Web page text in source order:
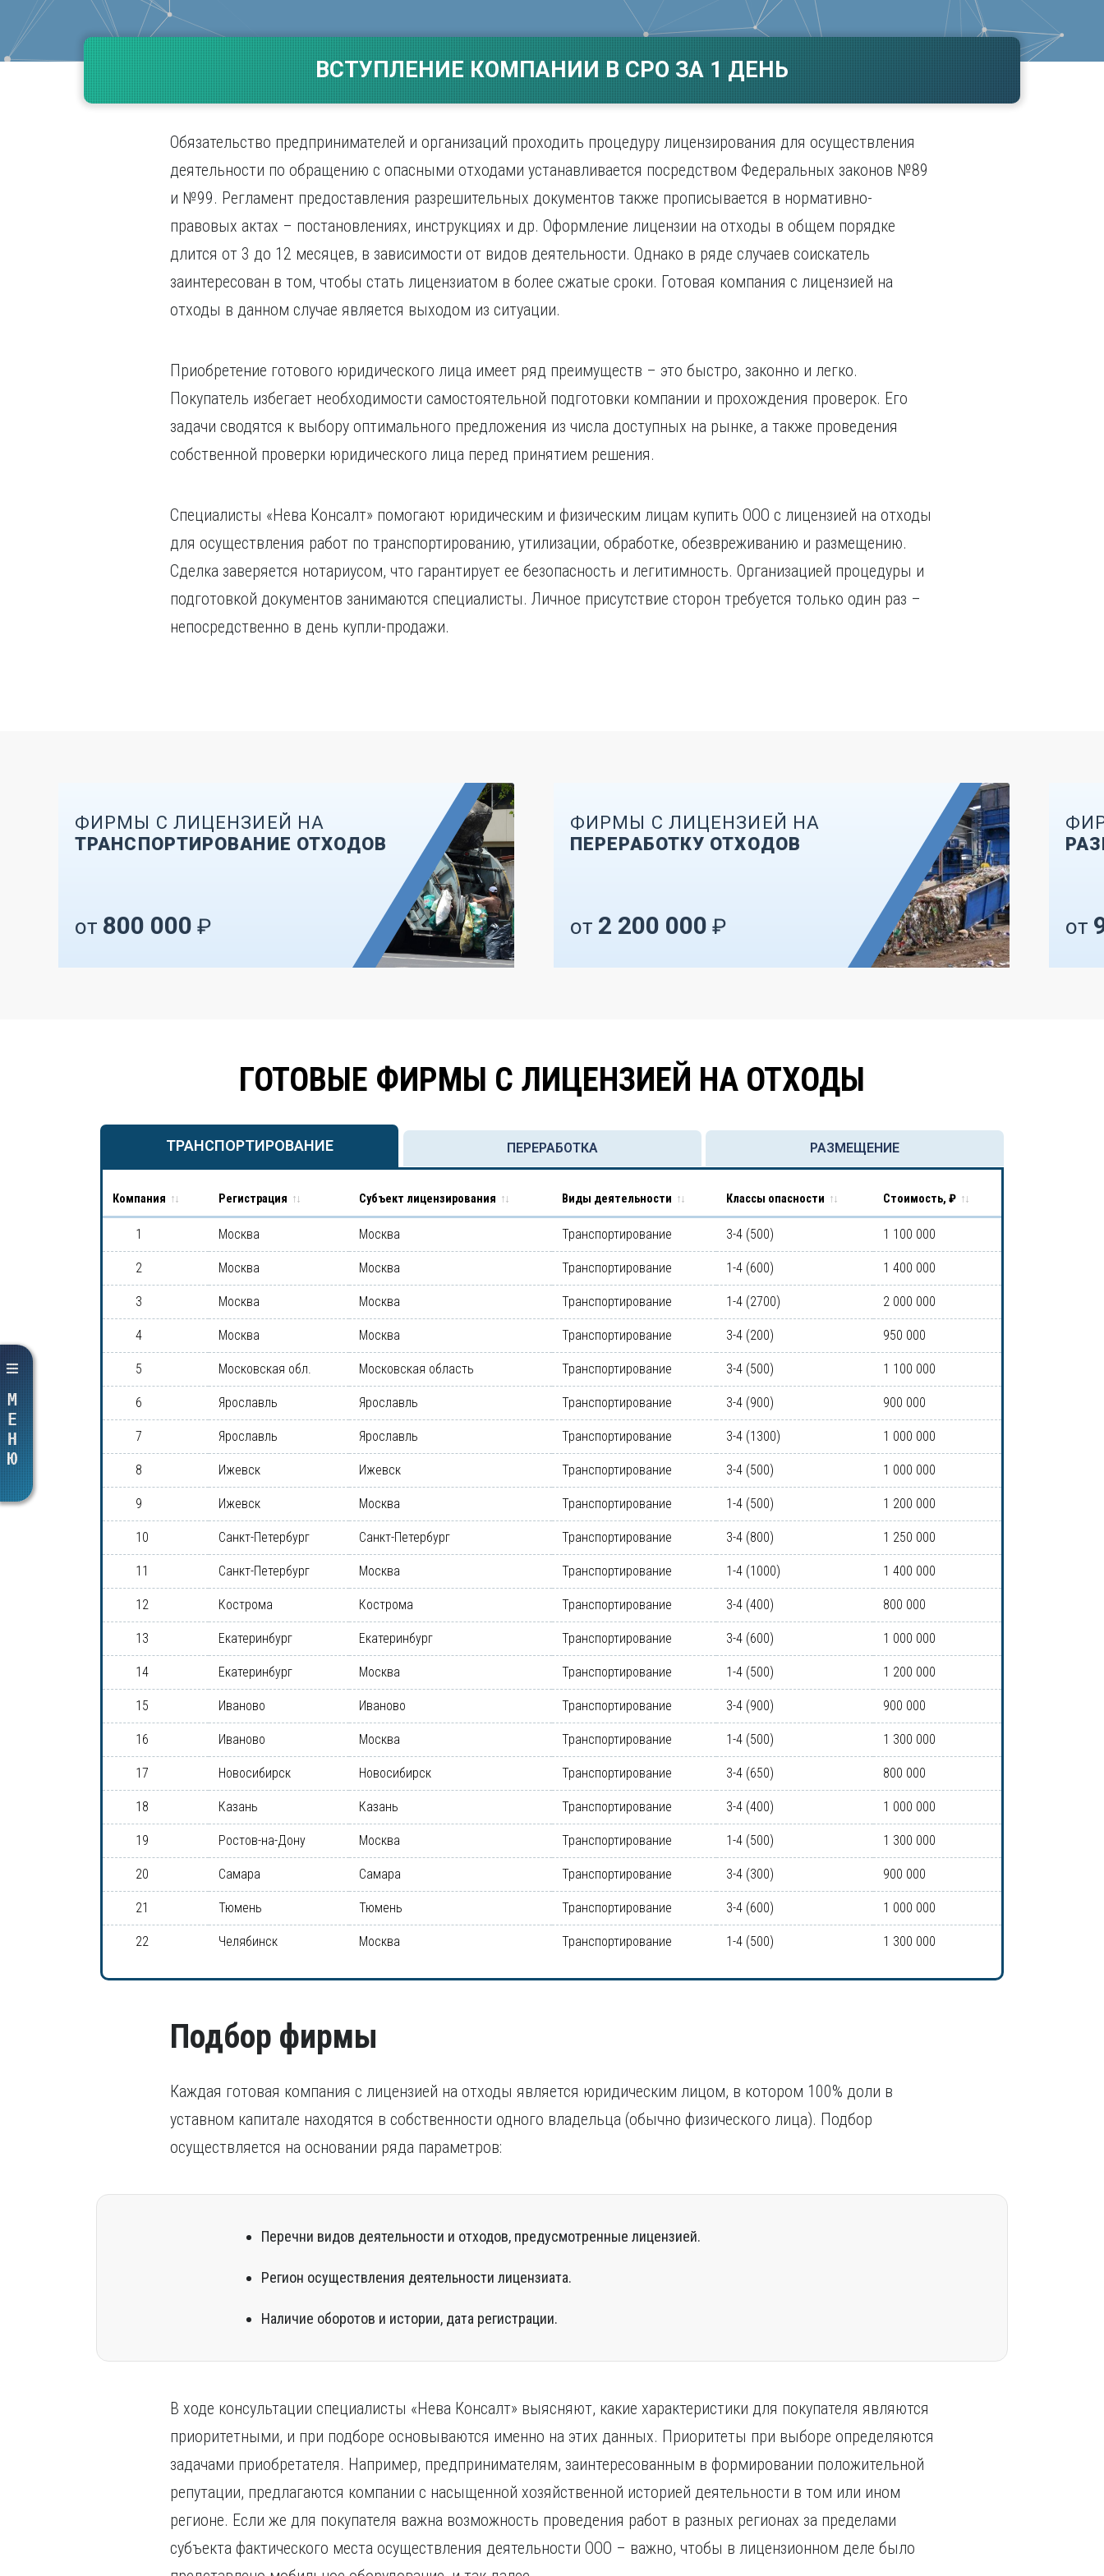
Воронеж
Е
Екатеринбург
Иваново
Ижевск
Мурманск
Н
Набережные Челны
Нижний Тагил
Новокузнецк
Новосибирск
Севастополь
Симферополь
Смоленск
Сочи
Чебоксары
Ярославль
ВСТУПЛЕНИЕ КОМПАНИИ В СРО ЗА 1 ДЕНЬ
Обязательство предпринимателей и организаций проходить процедуру лицензирования для осуществления
деятельности по обращению с опасными отходами устанавливается посредством Федеральных законов №89
и №99. Регламент предоставления разрешительных документов также прописывается в нормативно-
правовых актах – постановлениях, инструкциях и др. Оформление лицензии на отходы в общем порядке
длится от 3 до 12 месяцев, в зависимости от видов деятельности. Однако в ряде случаев соискатель
заинтересован в том, чтобы стать лицензиатом в более сжатые сроки. Готовая компания с лицензией на
отходы в данном случае является выходом из ситуации.
Приобретение готового юридического лица имеет ряд преимуществ – это быстро, законно и легко.
Покупатель избегает необходимости самостоятельной подготовки компании и прохождения проверок. Его
задачи сводятся к выбору оптимального предложения из числа доступных на рынке, а также проведения
собственной проверки юридического лица перед принятием решения.
Специалисты «Нева Консалт» помогают юридическим и физическим лицам купить ООО с лицензией на отходы
для осуществления работ по транспортированию, утилизации, обработке, обезвреживанию и размещению.
Сделка заверяется нотариусом, что гарантирует ее безопасность и легитимность. Организацией процедуры и
подготовкой документов занимаются специалисты. Личное присутствие сторон требуется только один раз –
непосредственно в день купли-продажи.
ФИРМЫ С ЛИЦЕНЗИЕЙ НА
ТРАНСПОРТИРОВАНИЕ ОТХОДОВ
от 800 000 ₽
ФИРМЫ С ЛИЦЕНЗИЕЙ НА
ПЕРЕРАБОТКУ ОТХОДОВ
от 2 200 000 ₽ от
ГОТОВЫЕ ФИРМЫ С ЛИЦЕНЗИЕЙ НА ОТХОДЫ
ТРАНСПОРТИРОВАНИЕ ПЕРЕРАБОТКА РАЗМЕЩЕНИЕ
Компания Регистрация Субъект лицензирования Виды деятельности Классы опасности Стоимость, ₽
1 Москва Москва Транспортирование 3-4 (500) 1 100 000
2 Москва Москва Транспортирование 1-4 (600) 1 400 000
3 Москва Москва Транспортирование 1-4 (2700) 2 000 000
4 Москва Москва Транспортирование 3-4 (200) 950 000
5 Московская обл. Московская область Транспортирование 3-4 (500) 1 100 000
6 Ярославль Ярославль Транспортирование 3-4 (900) 900 000
7 Ярославль Ярославль Транспортирование 3-4 (1300) 1 000 000
8 Ижевск Ижевск Транспортирование 3-4 (500) 1 000 000
9 Ижевск Москва Транспортирование 1-4 (500) 1 200 000
10 Санкт-Петербург Санкт-Петербург Транспортирование 3-4 (800) 1 250 000
11 Санкт-Петербург Москва Транспортирование 1-4 (1000) 1 400 000
12 Кострома Кострома Транспортирование 3-4 (400) 800 000
13 Екатеринбург Екатеринбург Транспортирование 3-4 (600) 1 000 000
14 Екатеринбург Москва Транспортирование 1-4 (500) 1 200 000
15 Иваново Иваново Транспортирование 3-4 (900) 900 000
16 Иваново Москва Транспортирование 1-4 (500) 1 300 000
17 Новосибирск Новосибирск Транспортирование 3-4 (650) 800 000
18 Казань Казань Транспортирование 3-4 (400) 1 000 000
19 Ростов-на-Дону Москва Транспортирование 1-4 (500) 1 300 000
20 Самара Самара Транспортирование 3-4 (300) 900 000
21 Тюмень Тюмень Транспортирование 3-4 (600) 1 000 000
22 Челябинск Москва Транспортирование 1-4 (500) 1 300 000
Подбор фирмы
Каждая готовая компания с лицензией на отходы является юридическим лицом, в котором 100% доли в
уставном капитале находятся в собственности одного владельца (обычно физического лица). Подбор
осуществляется на основании ряда параметров:
Перечни видов деятельности и отходов, предусмотренные лицензией.
Регион осуществления деятельности лицензиата.
Наличие оборотов и истории, дата регистрации.
В ходе консультации специалисты «Нева Консалт» выясняют, какие характеристики для покупателя являются
приоритетными, и при подборе основываются именно на этих данных. Приоритеты при выборе определяются
задачами приобретателя. Например, предпринимателям, заинтересованным в формировании положительной
репутации, предлагаются компании с насыщенной хозяйственной историей деятельности в том или ином
регионе. Если же для покупателя важна возможность проведения работ в разных регионах за пределами
субъекта фактического места осуществления деятельности ООО – важно, чтобы в лицензионном деле было
МЕНЮ